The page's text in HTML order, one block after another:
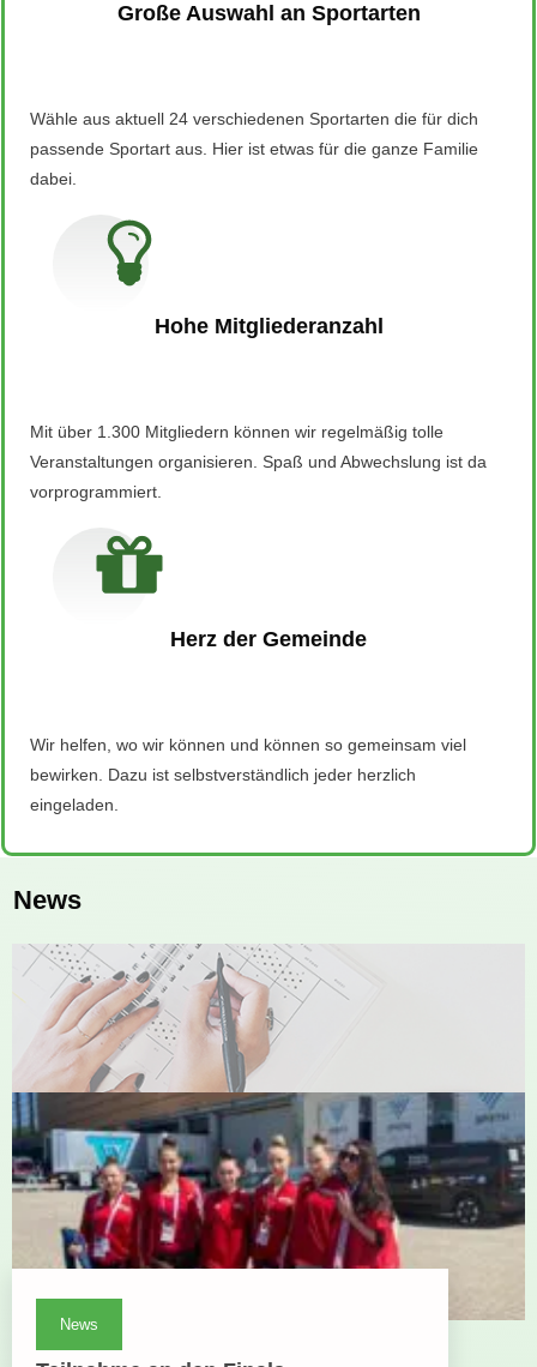
Große Auswahl an Sportarten
Wähle aus aktuell 24 verschiedenen Sportarten die für dich
passende Sportart aus. Hier ist etwas für die ganze Familie
dabei.
Hohe Mitgliederanzahl
Mit über 1.300 Mitgliedern können wir regelmäßig tolle
Veranstaltungen organisieren. Spaß und Abwechslung ist da
vorprogrammiert.
Herz der Gemeinde
Wir helfen, wo wir können und können so gemeinsam viel
bewirken. Dazu ist selbstverständlich jeder herzlich
eingeladen.
News
News